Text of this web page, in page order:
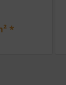
*